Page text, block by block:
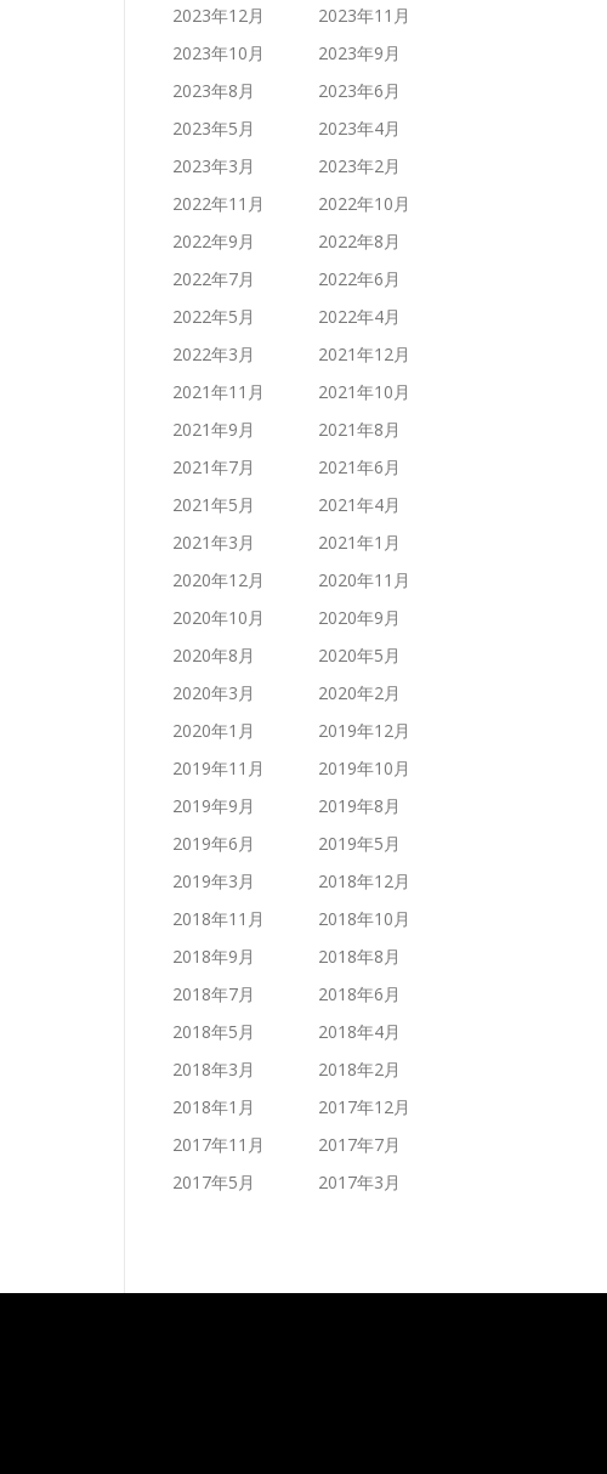
2023年12月
2023年11月
2023年10月
2023年9月
2023年8月
2023年6月
2023年5月
2023年4月
2023年3月
2023年2月
2022年11月
2022年10月
2022年9月
2022年8月
2022年7月
2022年6月
2022年5月
2022年4月
2022年3月
2021年12月
2021年11月
2021年10月
2021年9月
2021年8月
2021年7月
2021年6月
2021年5月
2021年4月
2021年3月
2021年1月
2020年12月
2020年11月
2020年10月
2020年9月
2020年8月
2020年5月
2020年3月
2020年2月
2020年1月
2019年12月
2019年11月
2019年10月
2019年9月
2019年8月
2019年6月
2019年5月
2019年3月
2018年12月
2018年11月
2018年10月
2018年9月
2018年8月
2018年7月
2018年6月
2018年5月
2018年4月
2018年3月
2018年2月
2018年1月
2017年12月
2017年11月
2017年7月
2017年5月
2017年3月